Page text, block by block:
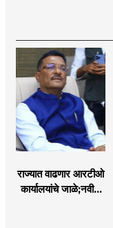
राज्यात वाढणार आरटीओ
कार्यालयांचे जाळे;नवीन